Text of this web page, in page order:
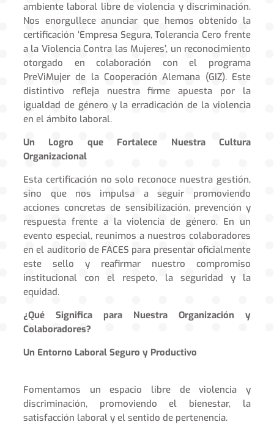
ambiente laboral libre de violencia y discriminación.
Nos enorgullece anunciar que hemos obtenido la
certificación ‘Empresa Segura, Tolerancia Cero frente
a la Violencia Contra las Mujeres’, un reconocimiento
otorgado en colaboración con el programa
PreViMujer de la Cooperación Alemana (GIZ). Este
distintivo refleja nuestra firme apuesta por la
igualdad de género y la erradicación de la violencia
en el ámbito laboral.
Un Logro que Fortalece Nuestra Cultura
Organizacional
Esta certificación no solo reconoce nuestra gestión,
sino que nos impulsa a seguir promoviendo
acciones concretas de sensibilización, prevención y
respuesta frente a la violencia de género. En un
evento especial, reunimos a nuestros colaboradores
en el auditorio de FACES para presentar oficialmente
este sello y reafirmar nuestro compromiso
institucional con el respeto, la seguridad y la
equidad.
¿Qué Significa para Nuestra Organización y
Colaboradores?
Un Entorno Laboral Seguro y Productivo
Fomentamos un espacio libre de violencia y
discriminación, promoviendo el bienestar, la
satisfacción laboral y el sentido de pertenencia.